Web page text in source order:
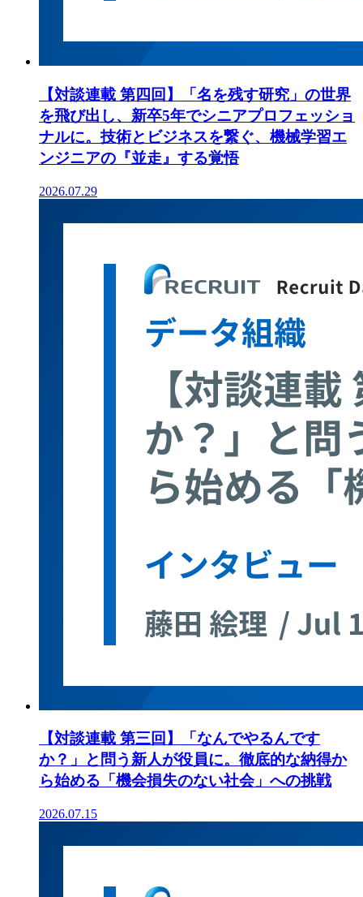
【対談連載 第四回】「名を残す研究」の世界
を飛び出し、新卒5年でシニアプロフェッショ
ナルに。技術とビジネスを繋ぐ、機械学習エ
ンジニアの『並走』する覚悟
2026.07.29
【対談連載 第三回】「なんでやるんです
か？」と問う新人が役員に。徹底的な納得か
ら始める「機会損失のない社会」への挑戦
2026.07.15